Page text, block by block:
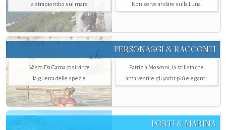
a strapiombo sul mare
Non serve andare sulla Luna
PERSONAGGI & RACCONTI
Vasco Da Gama così vince
la guerra delle spezie
Patrizia Mosconi, la stilista che
ama vestire gli yacht più eleganti
PORTI & MARINA